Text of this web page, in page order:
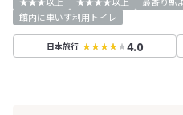
館内に車いす利用トイレ
日本旅行 4.0